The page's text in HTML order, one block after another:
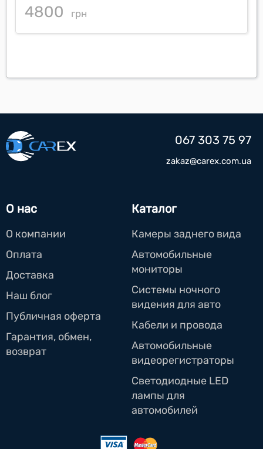
4800 грн
О нас
О компании
Оплата
Доставка
Наш блог
Публичная оферта
Гарантия, обмен,
возврат
Каталог
Камеры заднего вида
Автомобильные
мониторы
Системы ночного
видения для авто
Кабели и провода
Автомобильные
видеорегистраторы
Светодиодные LED
лампы для
автомобилей
067 303 75 97
zakaz@carex.com.ua